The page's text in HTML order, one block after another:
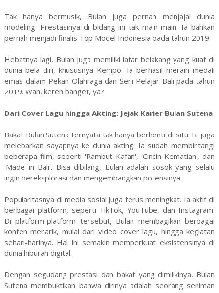
Tak hanya bermusik, Bulan juga pernah menjajal dunia
modeling. Prestasinya di bidang ini tak main-main. Ia bahkan
pernah menjadi finalis Top Model Indonesia pada tahun 2019.
Hebatnya lagi, Bulan juga memiliki latar belakang yang kuat di
dunia bela diri, khususnya Kempo. Ia berhasil meraih medali
emas dalam Pekan Olahraga dan Seni Pelajar Bali pada tahun
2019. Wah, keren banget, ya?
Dari Cover Lagu hingga Akting: Jejak Karier Bulan Sutena
Bakat Bulan Sutena ternyata tak hanya berhenti di situ. Ia juga
melebarkan sayapnya ke dunia akting. Ia sudah membintangi
beberapa film, seperti 'Rambut Kafan', 'Cincin Kematian', dan
'Made in Bali'. Bisa dibilang, Bulan adalah sosok yang selalu
ingin bereksplorasi dan mengembangkan potensinya.
Popularitasnya di media sosial juga terus meningkat. Ia aktif di
berbagai platform, seperti TikTok, YouTube, dan Instagram.
Di platform-platform tersebut, Bulan membagikan berbagai
konten menarik, mulai dari video cover lagu, hingga kegiatan
sehari-harinya. Hal ini semakin memperkuat eksistensinya di
dunia hiburan digital.
Dengan segudang prestasi dan bakat yang dimilikinya, Bulan
Sutena membuktikan bahwa dirinya adalah seorang seniman